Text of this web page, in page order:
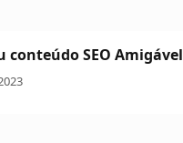
conteúdo SEO Amigável